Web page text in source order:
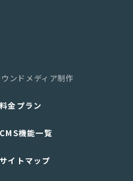
ンドメディア制作
料金プラン
CMS機能一覧
サイトマップ